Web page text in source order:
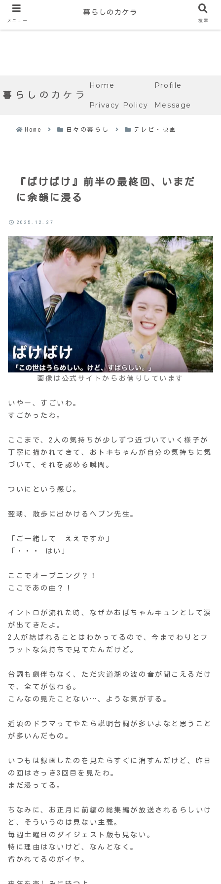
暮らしのカケラ
Home Profile
Privacy Policy Message
Home 日々の暮らし テレビ・映画
『ばけばけ』前半の最終回、いまだ
に余韻に浸る
2025.12.27
画像は公式サイトからお借りしています
いやー、すごいわ。
すごかったわ。
ここまで、2人の気持ちが少しずつ近づいていく様子が
丁寧に描かれてきて、おトキちゃんが自分の気持ちに気
づいて、それを認める瞬間。
ついにという感じ。
翌朝、散歩に出かけるヘブン先生。
「ご一緒して ええですか」
「・・・ はい」
ここでオープニング？！
ここであの曲？！
イントロが流れた時、なぜかおばちゃんキュンとして涙
が出てきたよ。
2人が結ばれることはわかってるので、今までわりとフ
ラットな気持ちで見てたんだけど。
台詞も劇伴もなく、ただ宍道湖の波の音が聞こえるだけ
で、全てが伝わる。
こんなの見たことない…、ような気がする。
近頃のドラマってやたら説明台詞が多いよなと思うこと
が多いんだもの。
いつもは録画したのを見たらすぐに消すんだけど、昨日
の回はさっき3回目を見たわ。
まだ浸ってる。
ちなみに、お正月に前編の総集編が放送されるらしいけ
ど、そういうのは見ない主義。
毎週土曜日のダイジェスト版も見ない。
特に理由はないけど、なんとなく。
省かれてるのがイヤ。
メニュー
暮らしのカケラ
検索